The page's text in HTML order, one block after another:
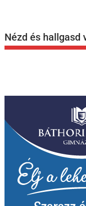
Nézd és hallgasd